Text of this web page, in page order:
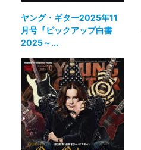
ヤング・ギター2025年11
月号『ピックアップ白書
2025～...